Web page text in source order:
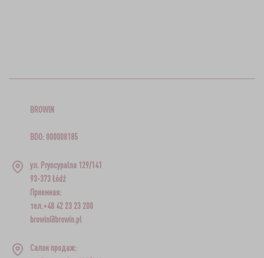
BROWIN
BDO: 000008185
ул. Pryncypalna 129/141
93-373 Łódź
Приемная:
тел.+48 42 23 23 200
browin@browin.pl
Салон продаж: